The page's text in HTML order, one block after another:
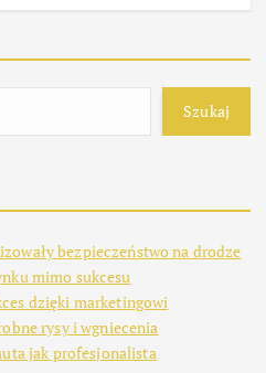
Szukaj
bezpieczeństwo na drodze
mimo sukcesu
dzięki marketingowi
rysy i wgniecenia
jak profesjonalista